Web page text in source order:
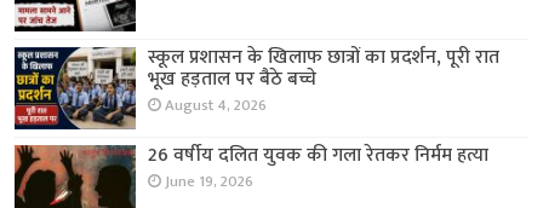
स्कूल प्रशासन के खिलाफ छात्रों का प्रदर्शन, पूरी रात
भूख हड़ताल पर बैठे बच्चे
August 4, 2026
26 वर्षीय दलित युवक की गला रेतकर निर्मम हत्या
June 19, 2026